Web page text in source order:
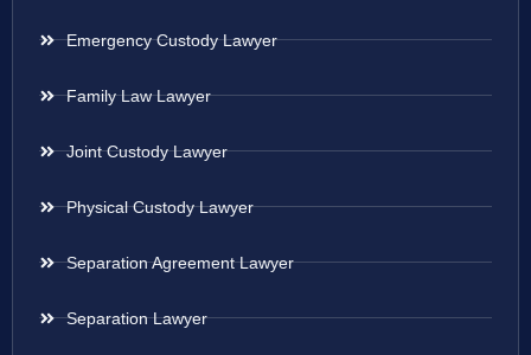
Emergency Custody Lawyer
Family Law Lawyer
Joint Custody Lawyer
Physical Custody Lawyer
Separation Agreement Lawyer
Separation Lawyer